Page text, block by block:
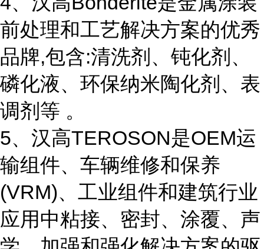
前处理和工艺解决方案的优秀
品牌,包含:清洗剂、钝化剂、
磷化液、环保纳米陶化剂、表
调剂等 。
5、汉高TEROSON是OEM运
输组件、车辆维修和保养
(VRM)、工业组件和建筑行业
应用中粘接、密封、涂覆、声